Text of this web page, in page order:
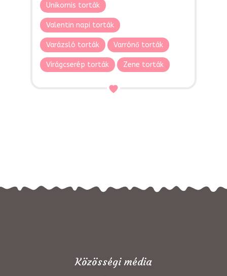
Unikornis torták
Valentin napi torták
Varázsló torták Varrónő torták
Virágcserép torták Zene torták
Közösségi média